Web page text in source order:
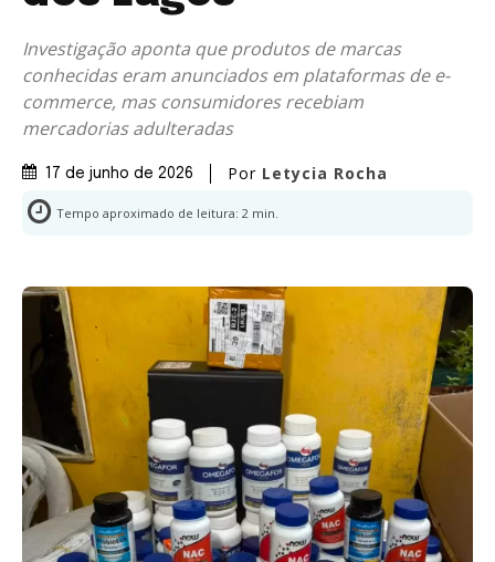
Investigação aponta que produtos de marcas
conhecidas eram anunciados em plataformas de e-
commerce, mas consumidores recebiam
mercadorias adulteradas
17 de junho de 2026 Por Letycia Rocha
Tempo aproximado de leitura: 2 min.